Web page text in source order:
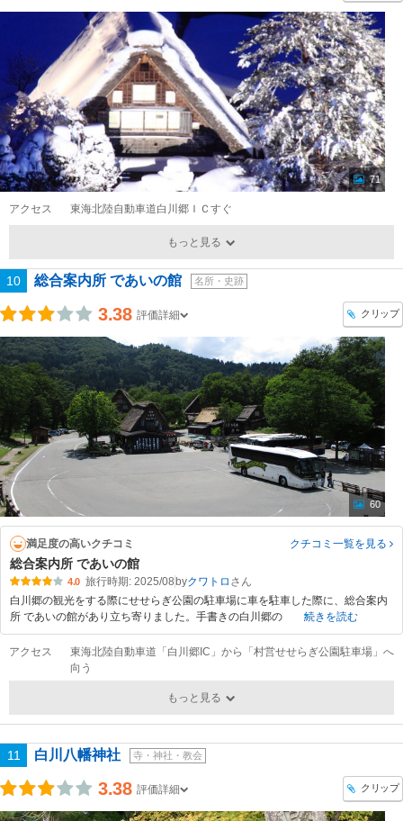
71
アクセス 東海北陸自動車道白川郷ＩＣすぐ
もっと見る
10 総合案内所 であいの館 名所・史跡
3.38 評価詳細 クリップ
60
満足度の高いクチコミ クチコミ一覧を見る
総合案内所 であいの館
4.0 旅行時期: 2025/08 byクワトロ
白川郷の観光をする際にせせらぎ公園の駐車場に車を駐車した際に、総合案内
所 であいの館があり立ち寄りました。手書きの白川郷の
続きを読む
アクセス
東海北陸自動車道「白川郷IC」から「村営せせらぎ公園駐車場」へ
向う
もっと見る
11 白川八幡神社 寺・神社・教会
3.38 評価詳細 クリップ